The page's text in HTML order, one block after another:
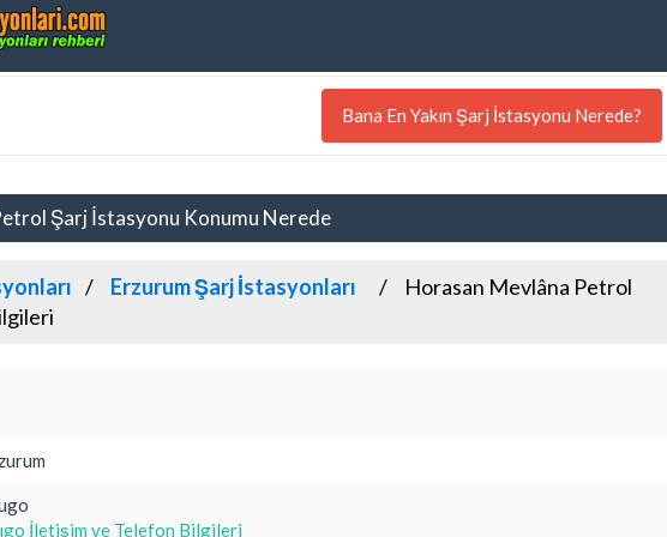
Bana En Yakın Şarj İstasyonu Nerede?
Şarj İstasyonu Konumu Nerede
Erzurum Şarj İstasyonları
Horasan Mevlâna Petrol
İletişim ve Telefon Bilgileri